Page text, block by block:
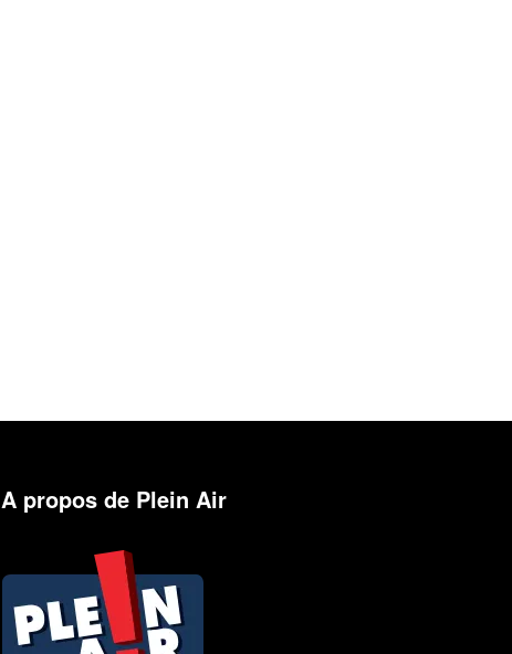
A propos de Plein Air